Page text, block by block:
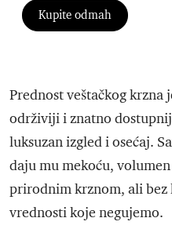
Kupite odmah
Prednost veštačkog krzna
održiviji i znatno
luksuzan izgled i osećaj.
daju mu mekoću,
prirodnim krznom, ali
vrednosti koje negujemo.